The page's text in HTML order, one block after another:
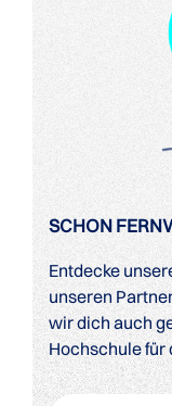
SCHON
Entdecke
unseren
wir dich auch
Hochschule für